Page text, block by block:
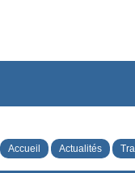
Accueil Actualités